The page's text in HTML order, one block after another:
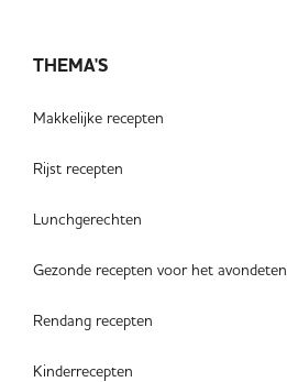
THEMA'S
Makkelijke recepten
Rijst recepten
Lunchgerechten
Gezonde recepten voor het avondeten
Rendang recepten
Kinderrecepten